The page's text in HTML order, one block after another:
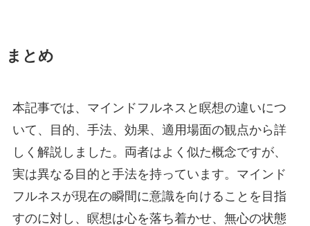
まとめ
本記事では、マインドフルネスと瞑想の違いにつ
いて、目的、手法、効果、適用場面の観点から詳
しく解説しました。両者はよく似た概念ですが、
実は異なる目的と手法を持っています。マインド
フルネスが現在の瞬間に意識を向けることを目指
すのに対し、瞑想は心を落ち着かせ、無心の状態